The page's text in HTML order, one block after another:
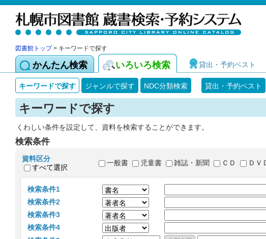
札幌
図書館トップ> キーワードで探す
かんたん検索 いろいろ検索 貸出・予約ベスト
キーワードで探す ジャンルで探す NDC分類検索 貸出・予約ベスト
キーワードで探す
くわしい条件を設定して、資料を検索することができます。
検索条件
資料区分
すべて選択
一般書 児童書 雑誌・新聞 ＣＤ ＤＶ
検索条件1
検索条件2
検索条件3
検索条件4